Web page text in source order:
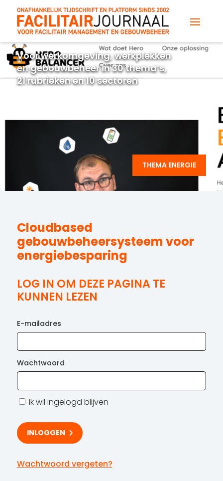
Voor werkomgeving, werkplekken
en gebouwbeheer in 30 thema’s,
21 rubrieken en 10 sectoren
THEMA ENERGIE
Cloudbased
gebouwbeheersysteem voor
energiebesparing
LOG IN OM DEZE PAGINA TE
KUNNEN LEZEN
E-mailadres
Wachtwoord
Ik wil ingelogd blijven
Wachtwoord vergeten?